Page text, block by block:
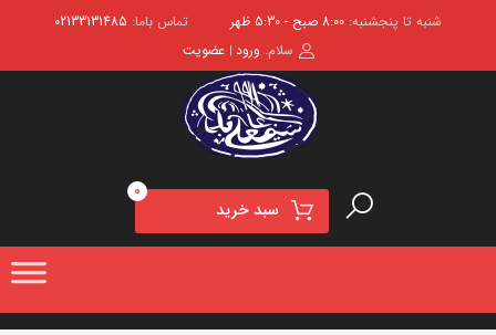
شنبه تا پنجشنبه:8:00 صبح - 5:30 ظهر تماس باما: 02133131485
سلام. ورود | عضویت
سبد خرید
0